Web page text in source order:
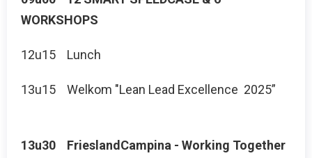
WORKSHOPS
12u15 Lunch
13u15 Welkom "Lean Lead Excellence 2025”
13u30 FrieslandCampina - Working Together